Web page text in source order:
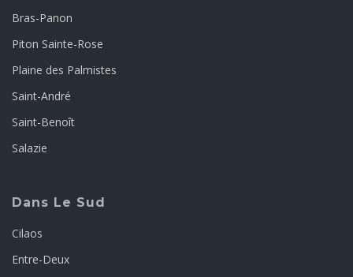
Bras-Panon
Piton Sainte-Rose
Plaine des Palmistes
Saint-André
Saint-Benoît
Salazie
Dans Le Sud
Cilaos
Entre-Deux